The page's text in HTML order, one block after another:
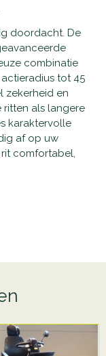
doordacht. De
combinatie
tot 45
zekerheid en
ritten als langere
karaktervolle
af op uw
comfortabel,